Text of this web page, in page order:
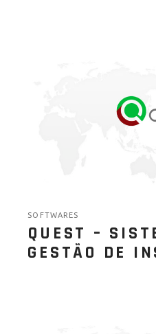
SOFTWARES
QUEST –
GESTÃO DE